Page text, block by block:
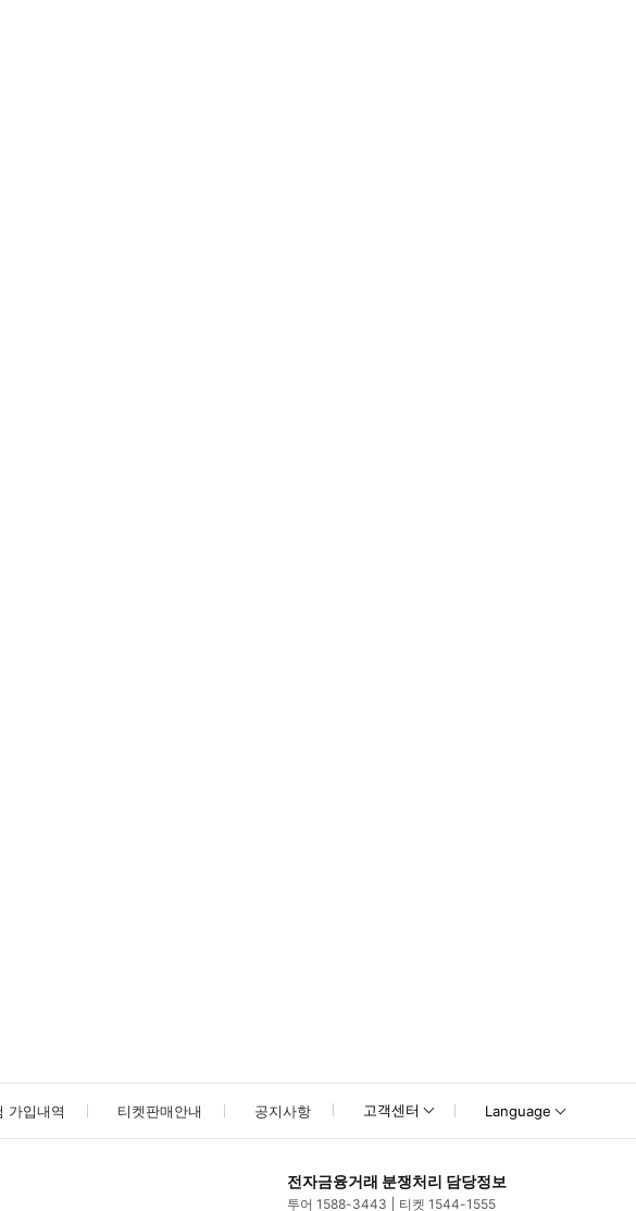
신 있게 자전거를 탈 수 있어야 합니다. 참가자의 신장을 반드시 알려주세요! 참가자의 신장
가입내역 티켓판매안내 공지사항 고객센터 Language
전자금융거래 분쟁처리 담당정보
투어 1588-3443 티켓 1544-1555